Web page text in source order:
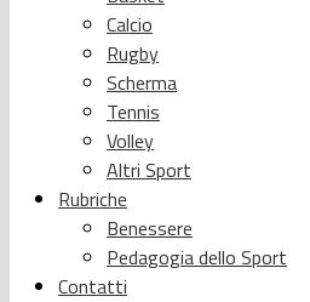
Calcio
Rugby
Scherma
Tennis
Volley
Altri Sport
Rubriche
Benessere
Pedagogia dello Sport
Contatti